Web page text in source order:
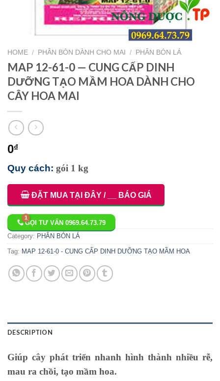
HOME / PHÂN BÓN DÀNH CHO MAI / PHÂN BÓN LÁ
MAP 12-61-0 — CUNG CẤP DINH
DƯỠNG TẠO MẦM HOA DÀNH CHO
CÂY HOA MAI
0₫
Quy cách: gói 1 kg
ĐẶT MUA TẠI ĐÂY / __ BÁO GIÁ
GỌI TƯ VẤN 0969.64.73.79
Category: PHÂN BÓN LÁ
Tag: MAP 12-61-0 - CUNG CẤP DINH DƯỠNG TẠO MẦM HOA
DESCRIPTION
Giúp cây phát triển nhanh hình thành nhiều rễ,
mau ra chồi, tạo mầm hoa.